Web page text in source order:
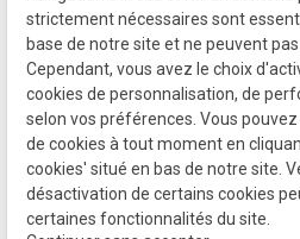
contact@ajjyconcept.com
Du
18h
SIRET :
Politique de
Mentions
strictement nécessaires sont
base de notre site et ne peuvent
Cependant, vous avez le choix
cookies de personnalisation, de
selon vos préférences. Vous
de cookies à tout moment en
cookies' situé en bas de notre site.
désactivation de certains cookies
certaines fonctionnalités du site.